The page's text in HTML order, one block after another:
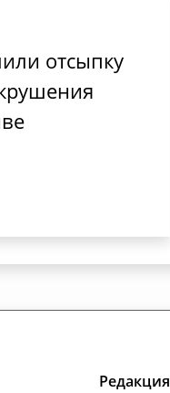
отсыпку
Редакция